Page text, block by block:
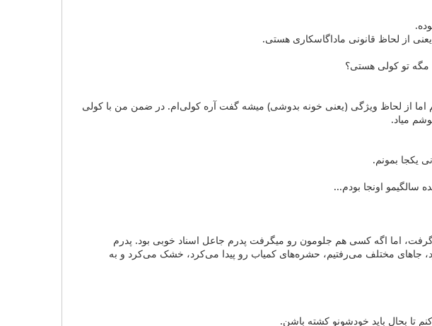
از لحاظ قانونی ماداگاسکاری هستی.
مگه تو کولی هستی؟
اما از لحاظ ویژگی (یعنی خونه بدوشی) میشه گفت آره کولی‌ام. در ضمن من با کولی
میاد.
یکجا بمونم.
سالگیمو اونجا بودم...
اما اگه کسی هم جلومون رو میگرفت پدرم جاعل اسناد خوبی بود. پدرم
جاهای مختلف می‌رفتیم، حشره‌های کمیاب رو پیدا می‌کرد، خشک می‌کرد و به
تا بحال باید خودشونو کشته باشن.